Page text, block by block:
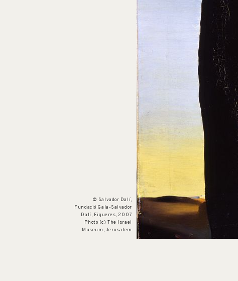
© Salvador Dalí,
Fundació Gala-Salvador
Dalí, Figueres, 2007
Photo (c) The Israel
Museum, Jerusalem